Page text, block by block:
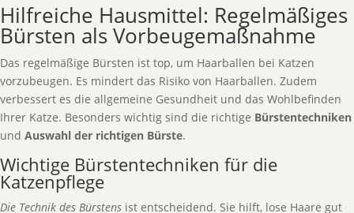
Hilfreiche Hausmittel: Regelmäßiges
Bürsten als Vorbeugemaßnahme
Das regelmäßige Bürsten ist top, um Haarballen bei Katzen
vorzubeugen. Es mindert das Risiko von Haarballen. Zudem
verbessert es die allgemeine Gesundheit und das Wohlbefinden
Ihrer Katze. Besonders wichtig sind die richtige Bürstentechniken
und Auswahl der richtigen Bürste.
Wichtige Bürstentechniken für die
Katzenpflege
Die Technik des Bürstens ist entscheidend. Sie hilft, lose Haare gut